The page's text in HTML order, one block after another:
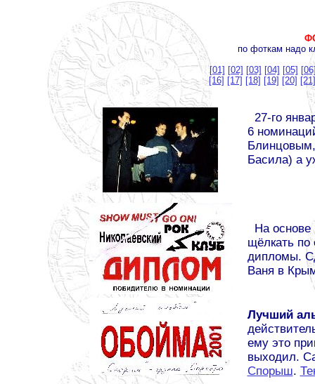
по фоткам надо
[01] [02] [03] [04] [05]
[16] [17] [18] [19] [20] [21]
27-го
6
Басила) а
На основе
щёлкать по
дипломы.
Ваня в
Лучший
ему это
выходил.
Спорыш.